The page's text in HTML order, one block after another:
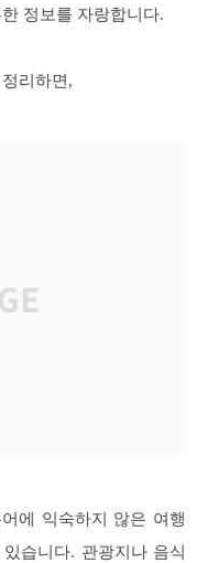
정보를 자랑합니다.
리하면,
에 익숙하지 않은 여행
습니다. 관광지나 음식